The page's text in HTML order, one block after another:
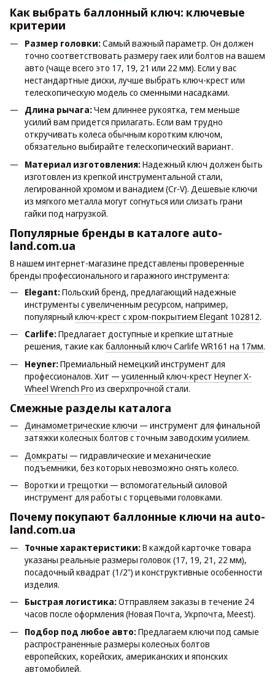
Как выбрать баллонный ключ: ключевые
критерии
Размер головки:Самый важный параметр. Он должен
точно соответствовать размеру гаек или болтов на вашем
авто (чаще всего это 17, 19, 21 или 22 мм). Если у вас
нестандартные диски, лучше выбрать ключ-крест или
телескопическую модель со сменными насадками.
Длина рычага:Чем длиннее рукоятка, тем меньше
усилий вам придется прилагать. Если вам трудно
откручивать колеса обычным коротким ключом,
обязательно выбирайте телескопический вариант.
Материал изготовления:Надежный ключ должен быть
изготовлен из крепкой инструментальной стали,
легированной хромом и ванадием (Cr-V). Дешевые ключи
из мягкого металла могут согнуться или слизать грани
гайки под нагрузкой.
Популярные бренды в каталоге auto-
land.com.ua
В нашем интернет-магазине представлены проверенные
бренды профессионального и гаражного инструмента:
Elegant:Польский бренд, предлагающий надежные
инструменты с увеличенным ресурсом, например,
популярный ключ-крест с хром-покрытием Elegant 102812.
Carlife:Предлагает доступные и крепкие штатные
решения, такие какбаллонный ключ Carlife WR161 на 17мм.
Heyner:Премиальный немецкий инструмент для
профессионалов. Хит — усиленный ключ-крест Heyner X-
Wheel Wrench Pro из сверхпрочной стали.
Смежные разделы каталога
Динамометрические ключи — инструмент для финальной
затяжки колесных болтов с точным заводским усилием.
Домкраты — гидравлические и механические
подъемники, без которых невозможно снять колесо.
Воротки и трещотки — вспомогательный силовой
инструмент для работы с торцевыми головками.
Почему покупают баллонные ключи на auto-
land.com.ua
Точные характеристики:В каждой карточке товара
указаны реальные размеры головок (17, 19, 21, 22 мм),
посадочный квадрат (1/2") и конструктивные особенности
изделия.
Быстрая логистика:Отправляем заказы в течение 24
часов после оформления (Новая Почта, Укрпочта, Meest).
Подбор под любое авто:Предлагаем ключи под самые
распространенные размеры колесных болтов
европейских, корейских, американских и японских
автомобилей.